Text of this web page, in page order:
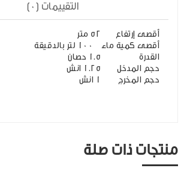
التقييمات (0)
أقصى إرتفاع
52 متر
أقصى كمية ماء
القدرة
1.5 حصان
حجم المدخل
1.25 انش
حجم المخرج
1 انش
منتجات ذات صلة